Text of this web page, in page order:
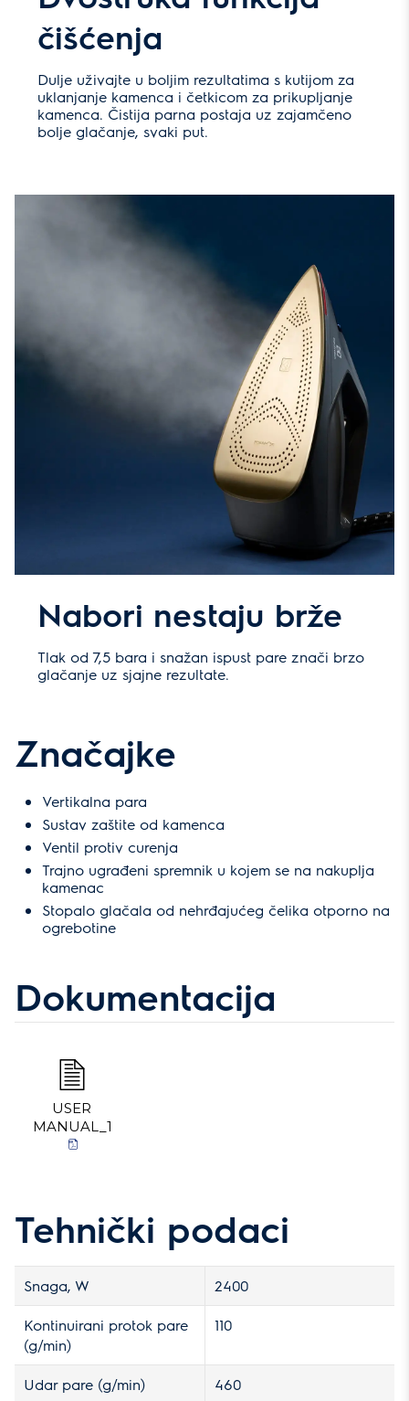
čišćenja
Dulje uživajte u boljim rezultatima s kutijom za
uklanjanje kamenca i četkicom za prikupljanje
kamenca. Čistija parna postaja uz zajamčeno
bolje glačanje, svaki put.
Nabori nestaju brže
Tlak od 7,5 bara i snažan ispust pare znači brzo
glačanje uz sjajne rezultate.
Značajke
Vertikalna para
Sustav zaštite od kamenca
Ventil protiv curenja
Trajno ugrađeni spremnik u kojem se na nakuplja
kamenac
Stopalo glačala od nehrđajućeg čelika otporno na
ogrebotine
Dokumentacija
USER
MANUAL_1
Tehnički podaci
Snaga, W 2400
Kontinuirani protok pare
(g/min)
110
Udar pare (g/min) 460